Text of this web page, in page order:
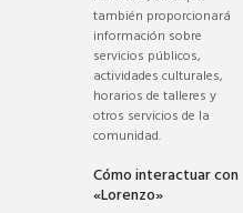
también proporcionará
información sobre
servicios públicos,
actividades culturales,
horarios de talleres y
otros servicios de la
comunidad.
Cómo interactuar con
«Lorenzo»